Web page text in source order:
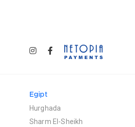
Egipt
Hurghada
Sharm El-Sheikh